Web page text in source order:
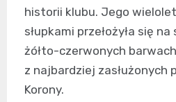
historii klubu. Jego
słupkami przełożyła się
żółto-czerwonych
z najbardziej zasłużonych
Korony.